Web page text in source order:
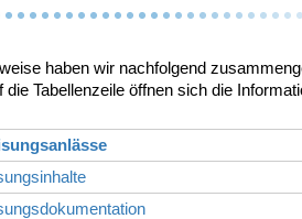
haben wir nachfolgend
die Tabellenzeile öffnen sich die